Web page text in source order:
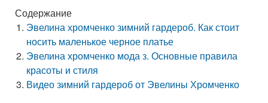
Содержание
Эвелина хромченко зимний гардероб. Как стоит
носить маленькое черное платье
Эвелина хромченко мода з. Основные правила
красоты и стиля
Видео зимний гардероб от Эвелины Хромченко